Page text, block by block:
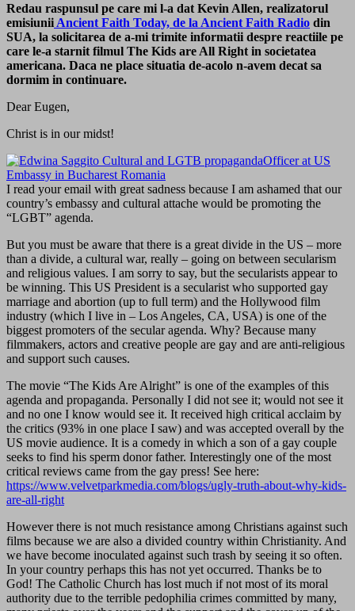
Redau raspunsul pe care mi l-a dat Kevin Allen, realizatorul
emisiunii Ancient Faith Today, de la Ancient Faith Radio din
SUA, la solicitarea de a-mi trimite informatii despre reactiile pe
care le-a starnit filmul The Kids are All Right in societatea
americana. Daca ne place situatia de-acolo n-avem decat sa
dormim in continuare.
Dear Eugen,
Christ is in our midst!
I read your email with great sadness because I am ashamed that our
country’s embassy and cultural attache would be promoting the
“LGBT” agenda.
But you must be aware that there is a great divide in the US – more
than a divide, a cultural war, really – going on between secularism
and religious values. I am sorry to say, but the secularists appear to
be winning. This US President is a secularist who supported gay
marriage and abortion (up to full term) and the Hollywood film
industry (which I live in – Los Angeles, CA, USA) is one of the
biggest promoters of the secular agenda. Why? Because many
filmmakers, actors and creative people are gay and are anti-religious
and support such causes.
The movie “The Kids Are Alright” is one of the examples of this
agenda and propaganda. Personally I did not see it; would not see it
and no one I know would see it. It received high critical acclaim by
the critics (93% in one place I saw) and was accepted overall by the
US movie audience. It is a comedy in which a son of a gay couple
seeks to find his sperm donor father. Interestingly one of the most
critical reviews came from the gay press! See here:
https://www.velvetparkmedia.com/blogs/ugly-truth-about-why-kids-
are-all-right
However there is not much resistance among Christians against such
films because we are also a divided country within Christianity. And
we have become inoculated against such trash by seeing it so often.
In your country perhaps this has not yet occurred. Thanks be to
God! The Catholic Church has lost much if not most of its moral
authority due to the terrible pedophilia crimes committed by many,